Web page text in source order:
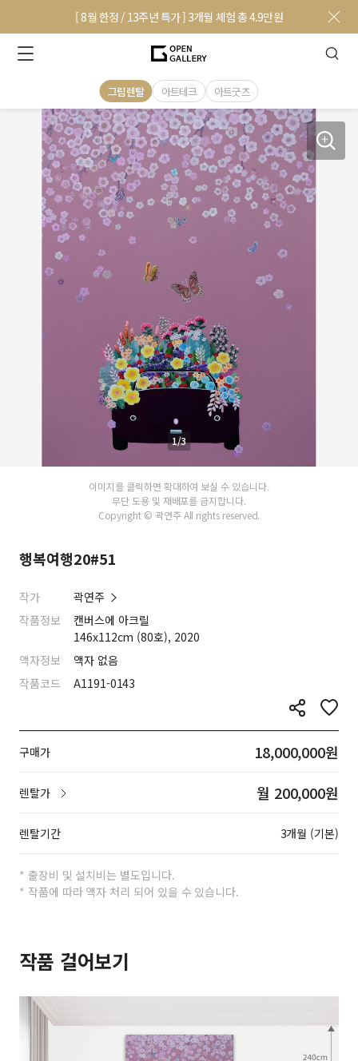
[ 8월 한정 / 13주년 특가 ] 3개월 체험 총 4.9만원
그림렌탈 아트테크 아트굿즈
1/3
이미지를 클릭하면 확대하여 보실 수 있습니다.
무단 도용 및 재배포를 금지합니다.
Copyright © 곽연주 All rights reserved.
행복여행20#51
작가
곽연주
작품정보
캔버스에 아크릴
146x112cm (80호), 2020
액자정보
액자 없음
작품코드
A1191-0143
구매가 18,000,000원
렌탈가 월 200,000원
렌탈기간 3개월 (기본)
* 출장비 및 설치비는 별도입니다.
* 작품에 따라 액자 처리 되어 있을 수 있습니다.
작품 걸어보기